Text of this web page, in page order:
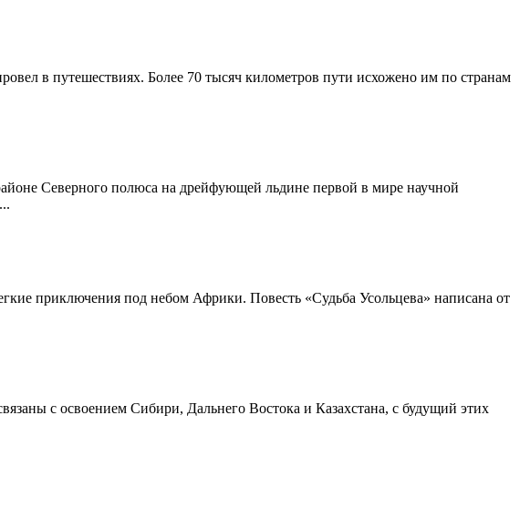
в путешествиях. Более 70 тысяч километров пути исхожено им по странам
Северного полюса на дрейфующей льдине первой в мире научной
приключения под небом Африки. Повесть «Судьба Усольцева» написана от
с освоением Сибири, Дальнего Востока и Казахстана, с будущий этих